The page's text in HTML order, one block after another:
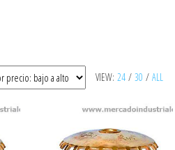
VIEW: 24 / 30 / ALL